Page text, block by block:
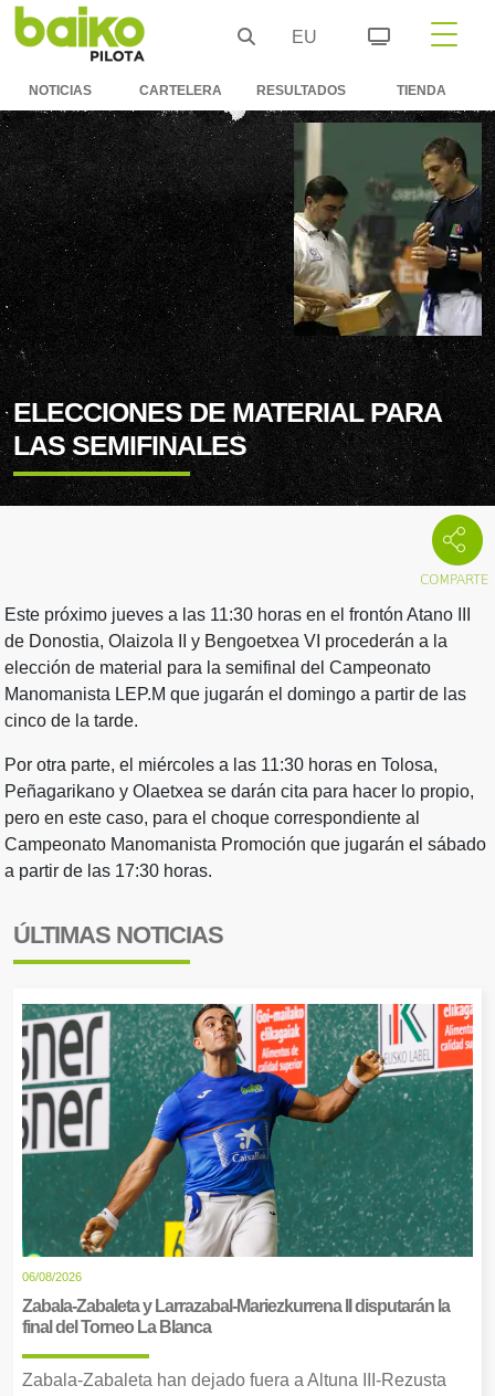
EU
NOTICIAS CARTELERA RESULTADOS TIENDA
ELECCIONES DE MATERIAL PARA
LAS SEMIFINALES
Este próximo jueves a las 11:30 horas en el frontón Atano III
de Donostia, Olaizola II y Bengoetxea VI procederán a la
elección de material para la semifinal del Campeonato
Manomanista LEP.M que jugarán el domingo a partir de las
cinco de la tarde.
Por otra parte, el miércoles a las 11:30 horas en Tolosa,
Peñagarikano y Olaetxea se darán cita para hacer lo propio,
pero en este caso, para el choque correspondiente al
Campeonato Manomanista Promoción que jugarán el sábado
a partir de las 17:30 horas.
ÚLTIMAS NOTICIAS
06/08/2026
Zabala-Zabaleta y Larrazabal-Mariezkurrena II disputarán la
final del Torneo La Blanca
Zabala-Zabaleta han dejado fuera a Altuna III-Rezusta